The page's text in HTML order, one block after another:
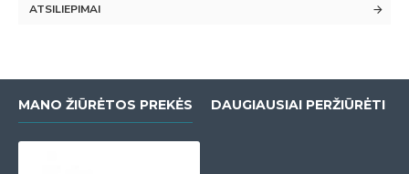
ATSILIEPIMAI
MANO ŽIŪRĖTOS PREKĖS DAUGIAUSIAI PERŽIŪRĖTI